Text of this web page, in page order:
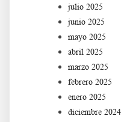
julio 2025
junio 2025
mayo 2025
abril 2025
marzo 2025
febrero 2025
enero 2025
diciembre 2024